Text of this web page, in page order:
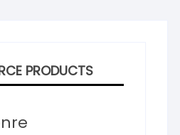
PRODUCTS